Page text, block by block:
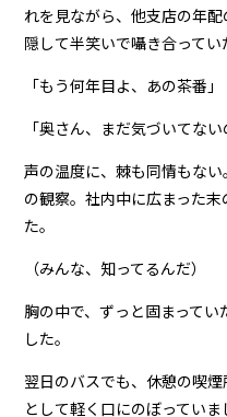
れを見ながら、他支店の年
隠して半笑いで囁き合ってい
「もう何年目よ、あの茶番」
「奥さん、まだ気づいてない
声の温度に、棘も同情もな
の観察。社内中に広まった
た。
（みんな、知ってるんだ）
胸の中で、ずっと固まって
した。
翌日のバスでも、休憩の喫
として軽く口にのぼってい